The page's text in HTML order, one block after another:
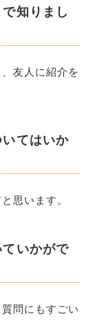
知りまし
友人に紹介を
いてはいか
思います。
いかがで
問にもすごい